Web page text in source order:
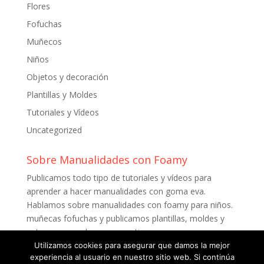
Flores
Fofuchas
Muñecos
Niños
Objetos y decoración
Plantillas y Moldes
Tutoriales y Vídeos
Uncategorized
Sobre Manualidades con Foamy
Publicamos todo tipo de tutoriales y vídeos para
aprender a hacer manualidades con goma eva.
Hablamos sobre manualidades con foamy para niños.
muñecas fofuchas y publicamos plantillas, moldes y
patrones para descargar gratis.
Utilizamos cookies para asegurar que damos la mejor
experiencia al usuario en nuestro sitio web. Si continúa